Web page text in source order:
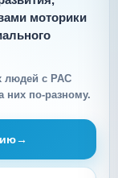
моторики
людей с РАС
них по-разному.
→